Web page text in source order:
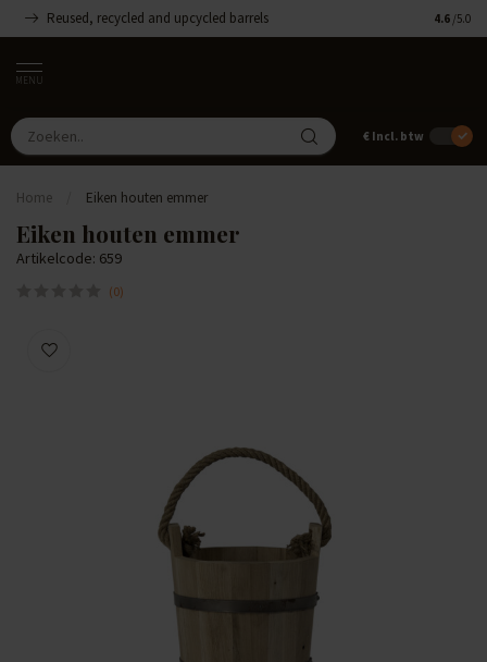
Reused, recycled and upcycled barrels 4.6 /5.0
MENU
€ Incl. btw
Home Eiken houten emmer
Eiken houten emmer
Artikelcode: 659
(0)